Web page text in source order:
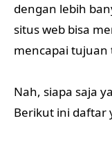
dengan lebih
situs web bisa
mencapai tujuan
Nah, siapa saja
Berikut ini daftar